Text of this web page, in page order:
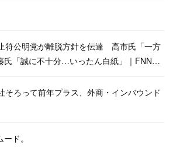
符公明党が離脱方針を伝達 高市氏「一方
氏「誠に不十分…いったん白紙」｜FNN…
そろって前年プラス、外商・インバウンド
ド。